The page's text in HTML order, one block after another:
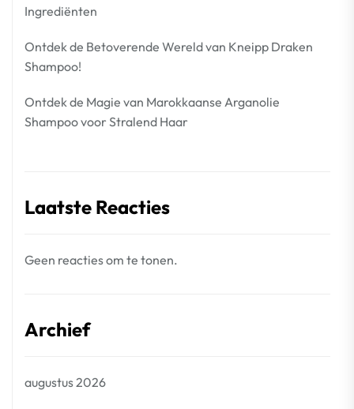
Ingrediënten
Ontdek de Betoverende Wereld van Kneipp Draken
Shampoo!
Ontdek de Magie van Marokkaanse Arganolie
Shampoo voor Stralend Haar
Laatste Reacties
Geen reacties om te tonen.
Archief
augustus 2026